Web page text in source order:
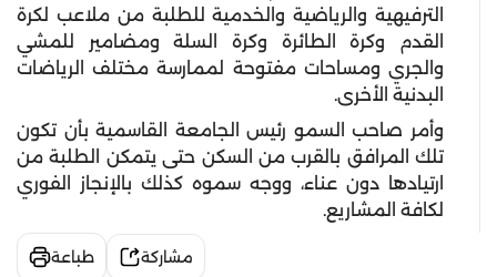
الترفيهية والرياضية والخدمية للطلبة من ملاعب لكرة
القدم وكرة الطائرة وكرة السلة ومضامير للمشي
والجري ومساحات مفتوحة لممارسة مختلف الرياضات
البدنية الأخرى.
وأمر صاحب السمو رئيس الجامعة القاسمية بأن تكون
تلك المرافق بالقرب من السكن حتى يتمكن الطلبة من
ارتيادها دون عناء، ووجه سموه كذلك بالإنجاز الفوري
لكافة المشاريع.
مشاركة طباعة